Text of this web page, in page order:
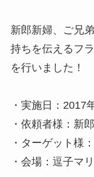
新郎新婦、ご兄
持ちを伝えるフ
を行いました！
・実施日：2017
・依頼者様：新
・ターゲット様
・会場：逗子マ